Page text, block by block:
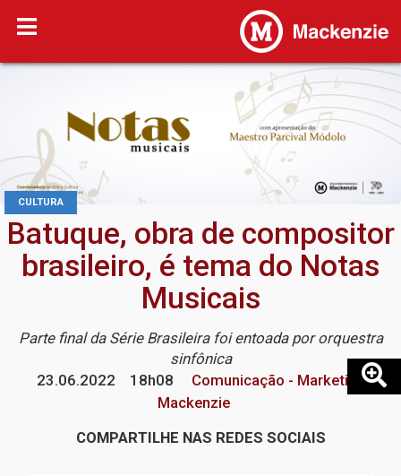
CULTURA
Batuque, obra de compositor
brasileiro, é tema do Notas
Musicais
Parte final da Série Brasileira foi entoada por orquestra
sinfônica
23.06.2022
18h08
Comunicação - Marketing
Mackenzie
COMPARTILHE NAS REDES SOCIAIS